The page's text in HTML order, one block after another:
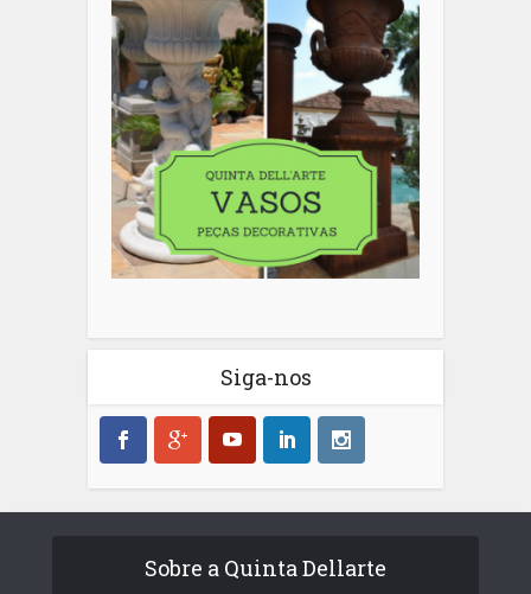
Siga-nos
Sobre a Quinta Dellarte